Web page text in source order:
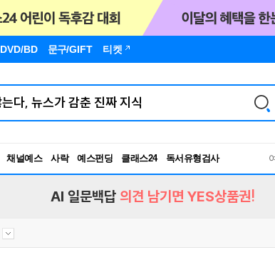
DVD/BD 문구/GIFT 티켓
채널예스 사락 예스펀딩 클래스24
독서유형검사
RBTI Lab
AI 일문백답 의견 남기면 YES상품권!